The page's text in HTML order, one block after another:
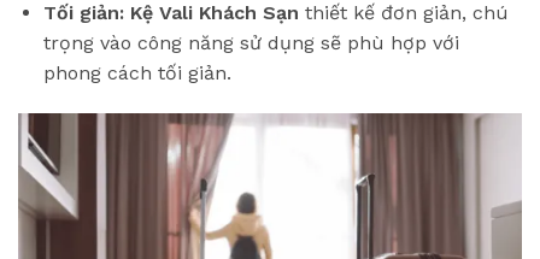
Tối giản: Kệ Vali Khách Sạn thiết kế đơn giản, chú
trọng vào công năng sử dụng sẽ phù hợp với
phong cách tối giản.